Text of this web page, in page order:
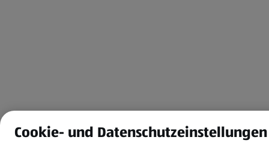
Cookie- und Datenschutzeinstellungen